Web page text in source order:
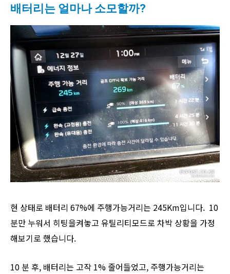
배터리는 얼마나 소모할까?
현 상태로 배터리 67%에 주행가능거리는 245Km입니다. 10
분만 누워서 히팅을켜놓고 유틸리티모드로 차박 상황을 가정
해보기로 했습니다.
10 분 후, 배터리는 고작 1% 줄어들었고, 주행가능거리는